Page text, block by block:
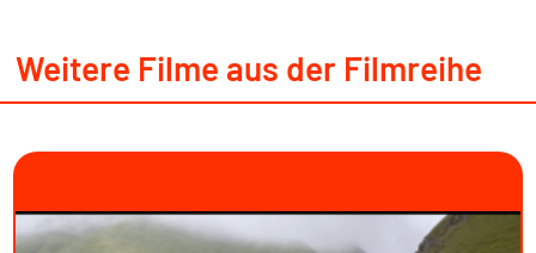
Weitere Filme aus der Filmreihe